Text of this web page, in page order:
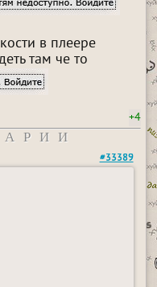
в плеере
там че то
+4
#33389